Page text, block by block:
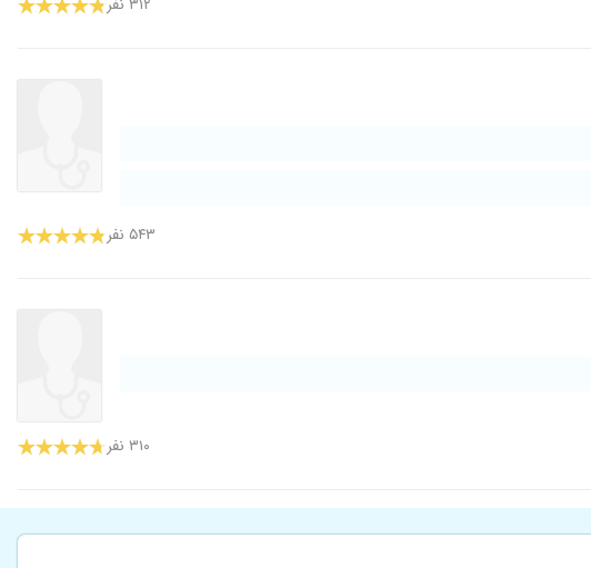
۳۱۲ نفر
۵۴۳ نفر
۳۱۰ نفر